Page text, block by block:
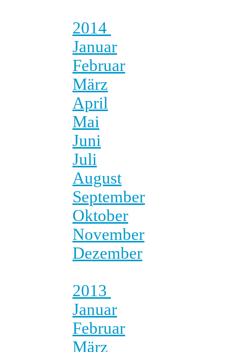
2014
Januar
Februar
März
April
Mai
Juni
Juli
August
September
Oktober
November
Dezember
2013
Januar
Februar
März